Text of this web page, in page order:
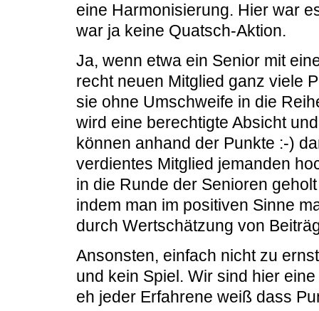
eine Harmonisierung. Hier war
war ja keine Quatsch-Aktion.
Ja, wenn etwa ein Senior mit
recht neuen Mitglied ganz viele
sie ohne Umschweife in die
wird eine berechtigte Absicht
können anhand der Punkte :-)
verdientes Mitglied jemanden
in die Runde der Senioren
indem man im positiven Sinne
durch Wertschätzung von
Ansonsten, einfach nicht zu
und kein Spiel. Wir sind hier
eh jeder Erfahrene weiß dass